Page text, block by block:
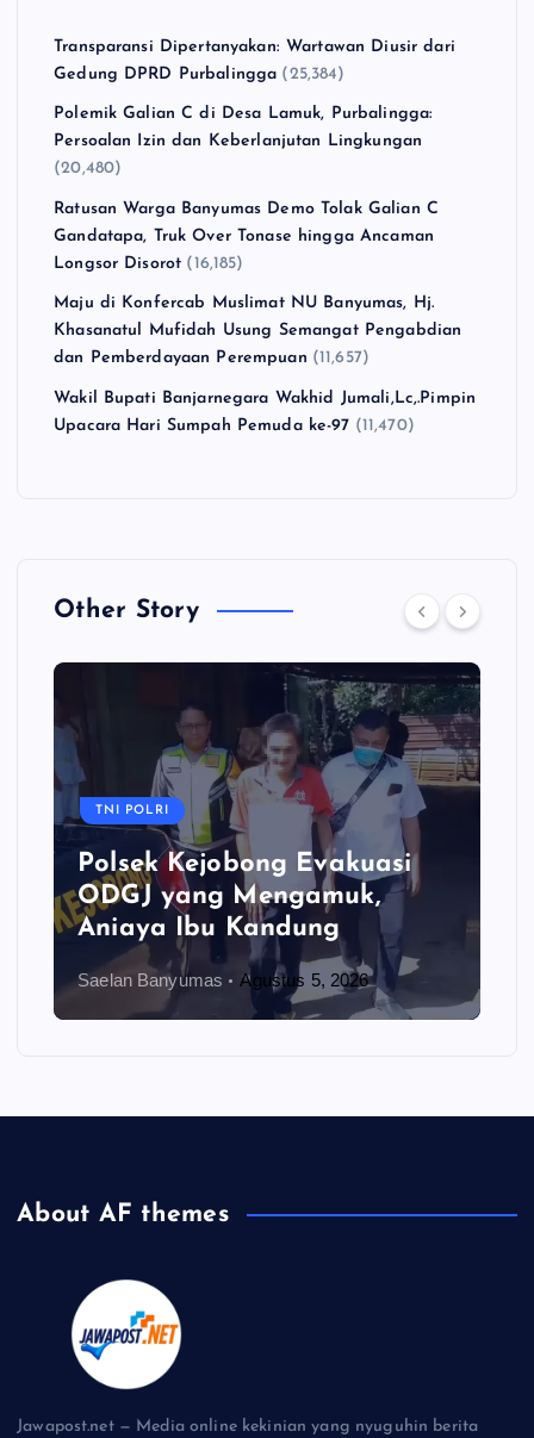
Transparansi Dipertanyakan: Wartawan Diusir dari
Gedung DPRD Purbalingga (25,384)
Polemik Galian C di Desa Lamuk, Purbalingga:
Persoalan Izin dan Keberlanjutan Lingkungan
(20,480)
Ratusan Warga Banyumas Demo Tolak Galian C
Gandatapa, Truk Over Tonase hingga Ancaman
Longsor Disorot (16,185)
Maju di Konfercab Muslimat NU Banyumas, Hj.
Khasanatul Mufidah Usung Semangat Pengabdian
dan Pemberdayaan Perempuan (11,657)
Wakil Bupati Banjarnegara Wakhid Jumali,Lc,.Pimpin
Upacara Hari Sumpah Pemuda ke-97 (11,470)
Other Story
TNI POLRI
Polsek Kejobong Evakuasi
ODGJ yang Mengamuk,
Aniaya Ibu Kandung
Saelan Banyumas Agustus 5, 2026
About AF themes
Jawapost.net — Media online kekinian yang nyuguhin berita